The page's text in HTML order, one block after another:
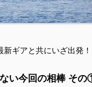
ギアと共にいざ出発！
い今回の相棒 そ